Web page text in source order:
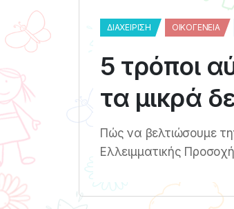
ΔΙΑΧΕΊΡΙΣΗ ΟΙΚΟΓΈΝΕΙΑ
5 τρόποι
τα μικρά
Πώς να βελτιώσουμε
Ελλειμματικής